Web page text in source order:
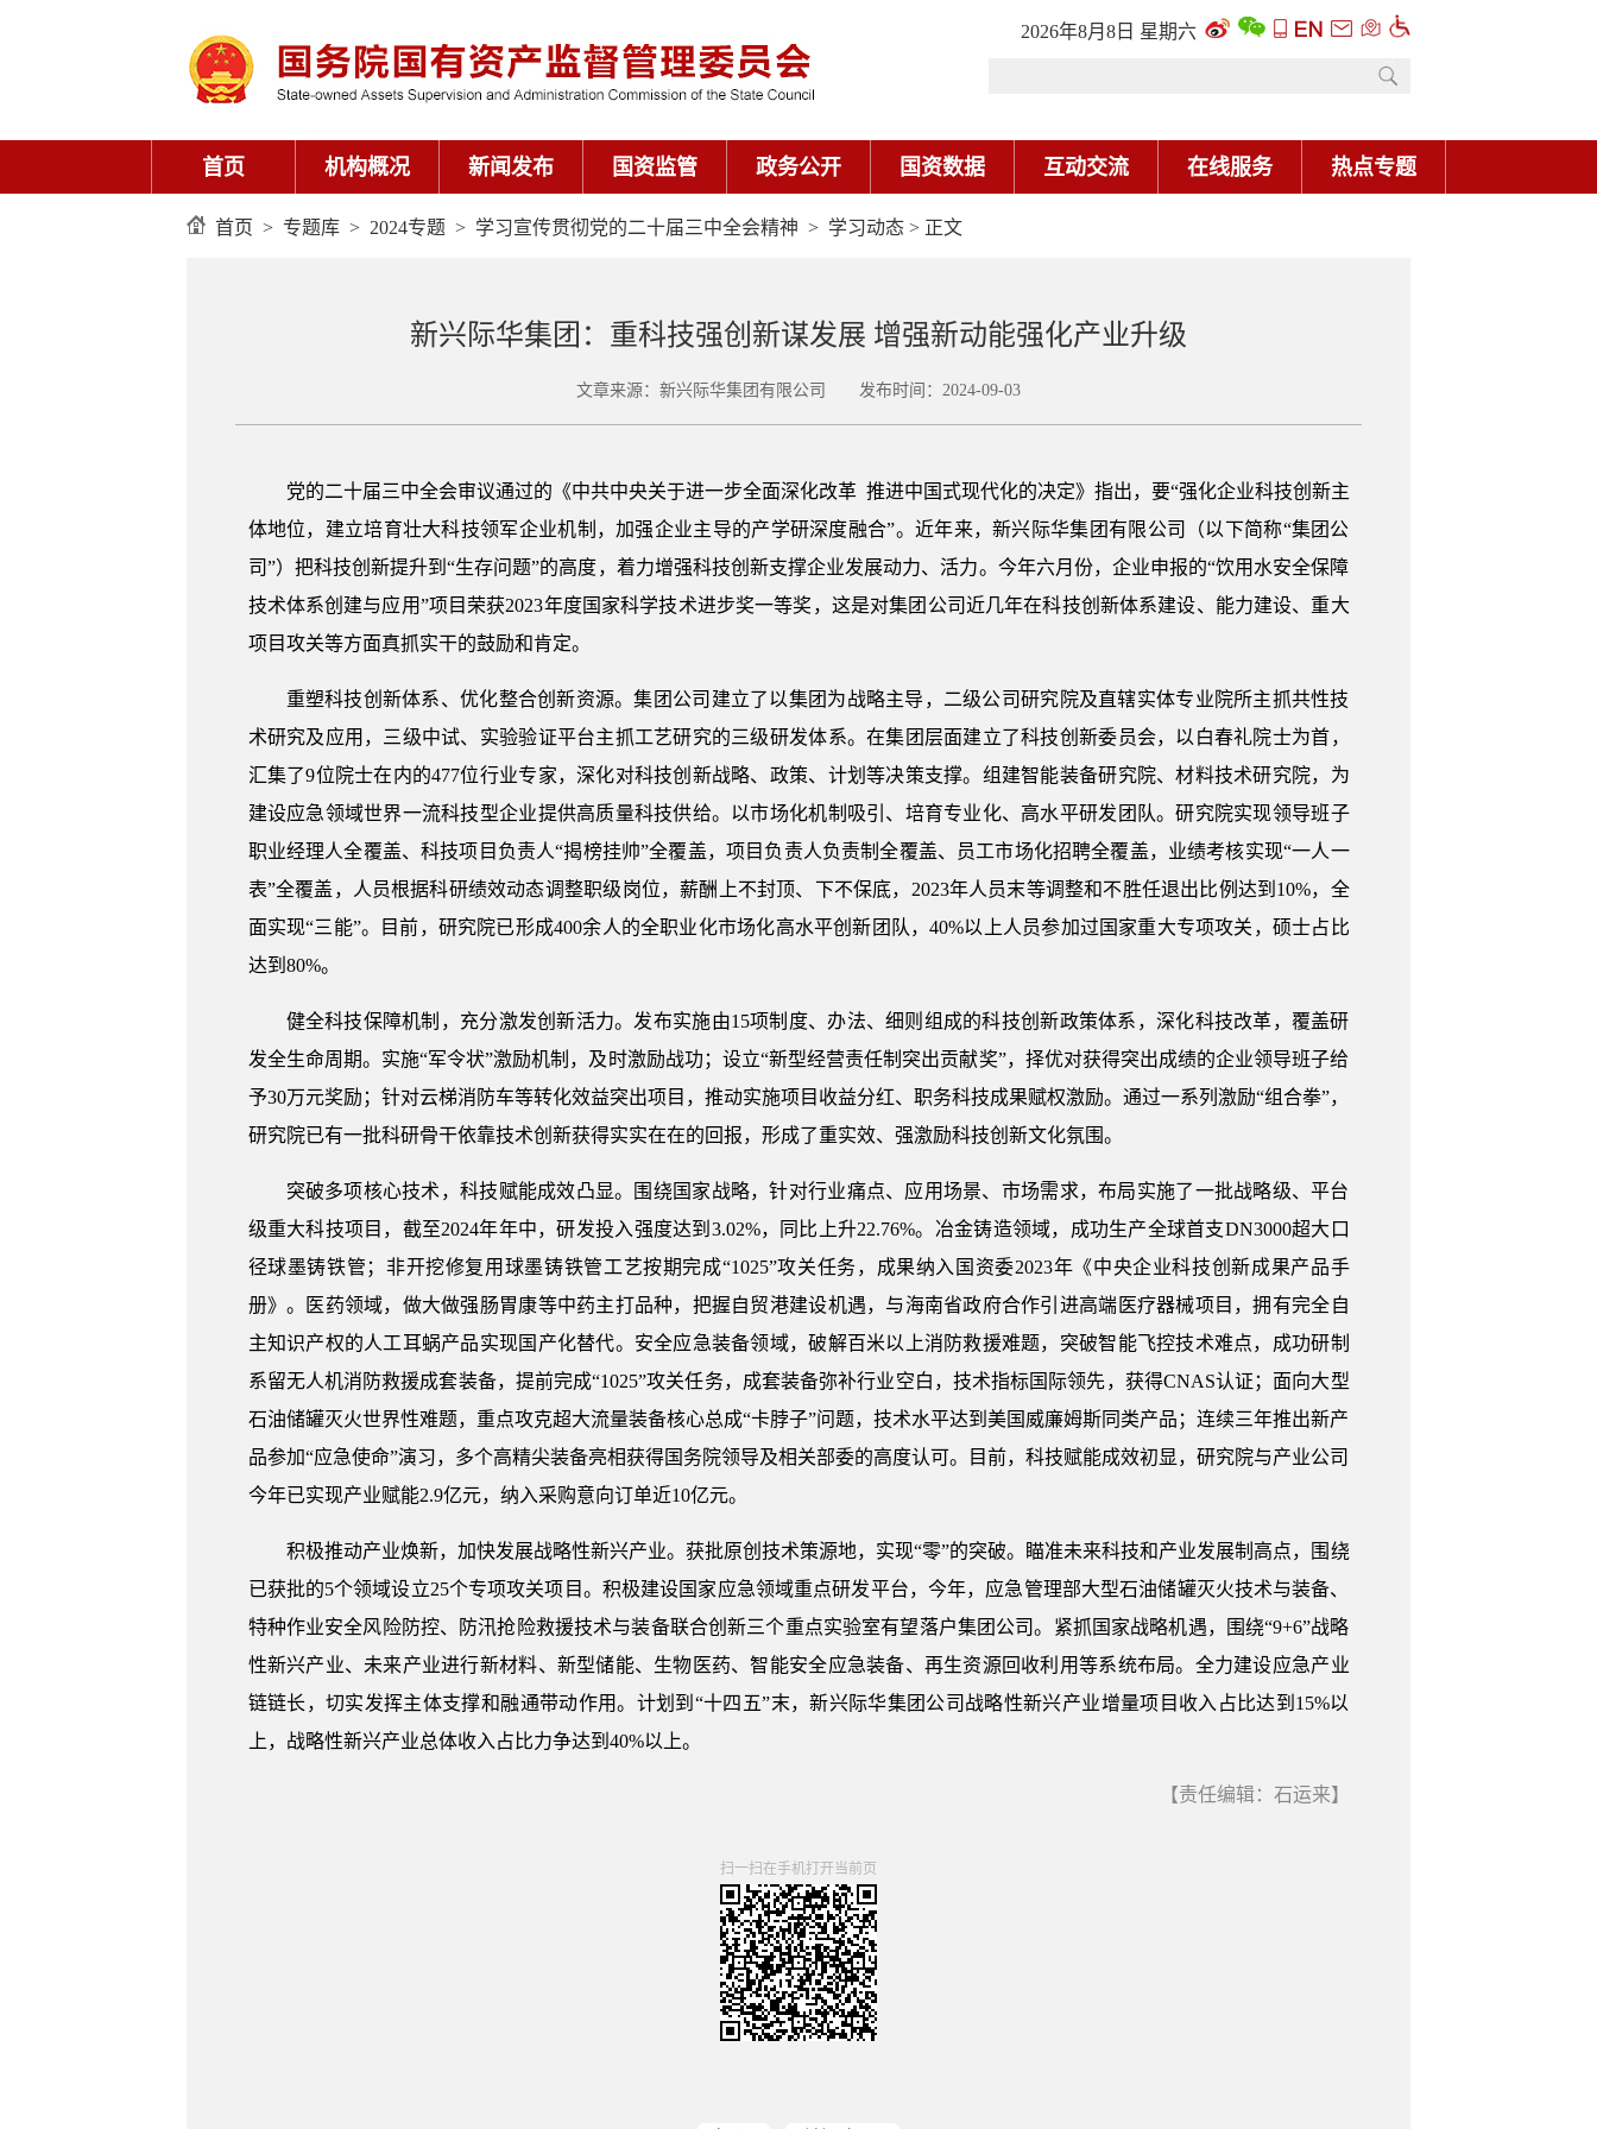
2026年8月8日 星期六
首页 机构概况 新闻发布 国资监管 政务公开 国资数据 互动交流 在线服务 热点专题
首页 > 专题库 > 2024专题 > 学习宣传贯彻党的二十届三中全会精神 > 学习动态 > 正文
新兴际华集团：重科技强创新谋发展 增强新动能强化产业升级
文章来源：新兴际华集团有限公司 发布时间：2024-09-03
党的二十届三中全会审议通过的《中共中央关于进一步全面深化改革 推进中国式现代化的决定》指出，要“强化企业科技创新主
体地位，建立培育壮大科技领军企业机制，加强企业主导的产学研深度融合”。近年来，新兴际华集团有限公司（以下简称“集团公
司”）把科技创新提升到“生存问题”的高度，着力增强科技创新支撑企业发展动力、活力。今年六月份，企业申报的“饮用水安全保障
技术体系创建与应用”项目荣获2023年度国家科学技术进步奖一等奖，这是对集团公司近几年在科技创新体系建设、能力建设、重大
项目攻关等方面真抓实干的鼓励和肯定。
重塑科技创新体系、优化整合创新资源。集团公司建立了以集团为战略主导，二级公司研究院及直辖实体专业院所主抓共性技
术研究及应用，三级中试、实验验证平台主抓工艺研究的三级研发体系。在集团层面建立了科技创新委员会，以白春礼院士为首，
汇集了9位院士在内的477位行业专家，深化对科技创新战略、政策、计划等决策支撑。组建智能装备研究院、材料技术研究院，为
建设应急领域世界一流科技型企业提供高质量科技供给。以市场化机制吸引、培育专业化、高水平研发团队。研究院实现领导班子
职业经理人全覆盖、科技项目负责人“揭榜挂帅”全覆盖，项目负责人负责制全覆盖、员工市场化招聘全覆盖，业绩考核实现“一人一
表”全覆盖，人员根据科研绩效动态调整职级岗位，薪酬上不封顶、下不保底，2023年人员末等调整和不胜任退出比例达到10%，全
面实现“三能”。目前，研究院已形成400余人的全职业化市场化高水平创新团队，40%以上人员参加过国家重大专项攻关，硕士占比
达到80%。
健全科技保障机制，充分激发创新活力。发布实施由15项制度、办法、细则组成的科技创新政策体系，深化科技改革，覆盖研
发全生命周期。实施“军令状”激励机制，及时激励战功；设立“新型经营责任制突出贡献奖”，择优对获得突出成绩的企业领导班子给
予30万元奖励；针对云梯消防车等转化效益突出项目，推动实施项目收益分红、职务科技成果赋权激励。通过一系列激励“组合拳”，
研究院已有一批科研骨干依靠技术创新获得实实在在的回报，形成了重实效、强激励科技创新文化氛围。
突破多项核心技术，科技赋能成效凸显。围绕国家战略，针对行业痛点、应用场景、市场需求，布局实施了一批战略级、平台
级重大科技项目，截至2024年年中，研发投入强度达到3.02%，同比上升22.76%。冶金铸造领域，成功生产全球首支DN3000超大口
径球墨铸铁管；非开挖修复用球墨铸铁管工艺按期完成“1025”攻关任务，成果纳入国资委2023年《中央企业科技创新成果产品手
册》。医药领域，做大做强肠胃康等中药主打品种，把握自贸港建设机遇，与海南省政府合作引进高端医疗器械项目，拥有完全自
主知识产权的人工耳蜗产品实现国产化替代。安全应急装备领域，破解百米以上消防救援难题，突破智能飞控技术难点，成功研制
系留无人机消防救援成套装备，提前完成“1025”攻关任务，成套装备弥补行业空白，技术指标国际领先，获得CNAS认证；面向大型
石油储罐灭火世界性难题，重点攻克超大流量装备核心总成“卡脖子”问题，技术水平达到美国威廉姆斯同类产品；连续三年推出新产
品参加“应急使命”演习，多个高精尖装备亮相获得国务院领导及相关部委的高度认可。目前，科技赋能成效初显，研究院与产业公司
今年已实现产业赋能2.9亿元，纳入采购意向订单近10亿元。
积极推动产业焕新，加快发展战略性新兴产业。获批原创技术策源地，实现“零”的突破。瞄准未来科技和产业发展制高点，围绕
已获批的5个领域设立25个专项攻关项目。积极建设国家应急领域重点研发平台，今年，应急管理部大型石油储罐灭火技术与装备、
特种作业安全风险防控、防汛抢险救援技术与装备联合创新三个重点实验室有望落户集团公司。紧抓国家战略机遇，围绕“9+6”战略
性新兴产业、未来产业进行新材料、新型储能、生物医药、智能安全应急装备、再生资源回收利用等系统布局。全力建设应急产业
链链长，切实发挥主体支撑和融通带动作用。计划到“十四五”末，新兴际华集团公司战略性新兴产业增量项目收入占比达到15%以
上，战略性新兴产业总体收入占比力争达到40%以上。
【责任编辑：石运来】
扫一扫在手机打开当前页